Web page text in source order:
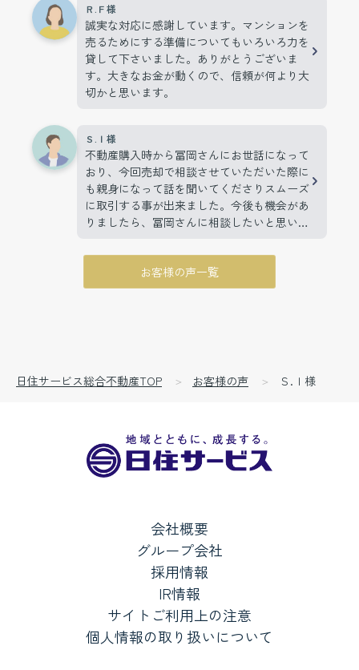
Ｒ.Ｆ様
誠実な対応に感謝しています。マンションを
売るためにする準備についてもいろいろ力を
貸して下さいました。ありがとうございま
す。大きなお金が動くので、信頼が何より大
切かと思います。
Ｓ.Ｉ様
不動産購入時から冨岡さんにお世話になって
おり、今回売却で相談させていただいた際に
も親身になって話を聞いてくださりスムーズ
に取引する事が出来ました。今後も機会があ
りましたら、冨岡さんに相談したいと思いま
お客様の声一覧
日住サービス総合不動産TOP お客様の声 Ｓ.Ｉ様
会社概要
グループ会社
採用情報
IR情報
サイトご利用上の注意
個人情報の取り扱いについて